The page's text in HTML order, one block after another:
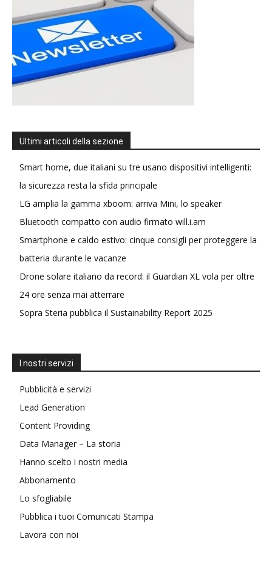
Ultimi articoli della sezione
Smart home, due italiani su tre usano dispositivi intelligenti:
la sicurezza resta la sfida principale
LG amplia la gamma xboom: arriva Mini, lo speaker
Bluetooth compatto con audio firmato will.i.am
Smartphone e caldo estivo: cinque consigli per proteggere la
batteria durante le vacanze
Drone solare italiano da record: il Guardian XL vola per oltre
24 ore senza mai atterrare
Sopra Steria pubblica il Sustainability Report 2025
I nostri servizi
Pubblicità e servizi
Lead Generation
Content Providing
Data Manager – La storia
Hanno scelto i nostri media
Abbonamento
Lo sfogliabile
Pubblica i tuoi Comunicati Stampa
Lavora con noi